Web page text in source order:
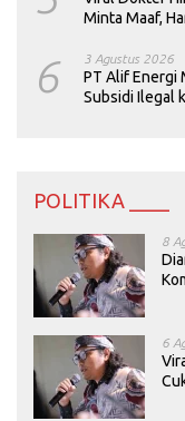
Minta Maaf,
6 3 Agustus 2026
PT Alif Energi
Subsidi Ilegal
POLITIKA ____
8
6